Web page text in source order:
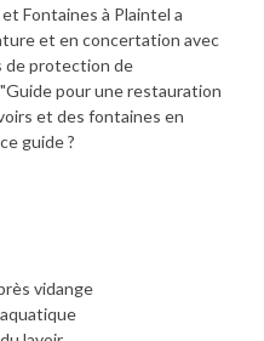
Fontaines à Plaintel a
et en concertation avec
de protection de
pour une restauration
et des fontaines en
guide ?
vidange